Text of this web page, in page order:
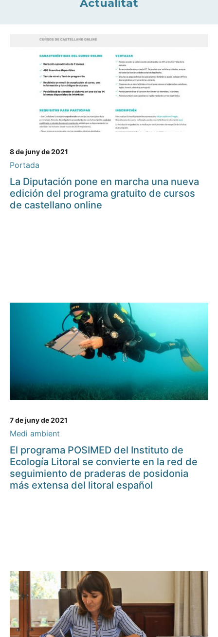
Actualitat
8 de juny de 2021
Portada
La Diputación pone en marcha una nueva
edición del programa gratuito de cursos
de castellano online
7 de juny de 2021
Medi ambient
El programa POSIMED del Instituto de
Ecología Litoral se convierte en la red de
seguimiento de praderas de posidonia
más extensa del litoral español